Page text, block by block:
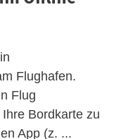
Flughafen.
Flug
Bordkarte zu
App (z. ...